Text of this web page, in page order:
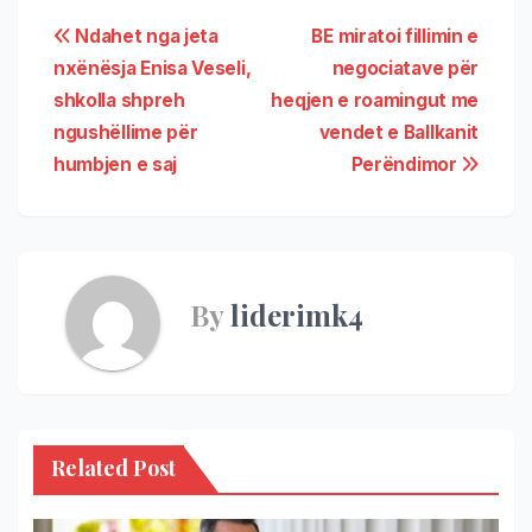
BE miratoi fillimin e
negociatave për
heqjen e roamingut me
vendet e Ballkanit
Perëndimor
Ndahet nga jeta
nxënësja Enisa Veseli,
shkolla shpreh
ngushëllime për
humbjen e saj
Byliderimk4
Related Post